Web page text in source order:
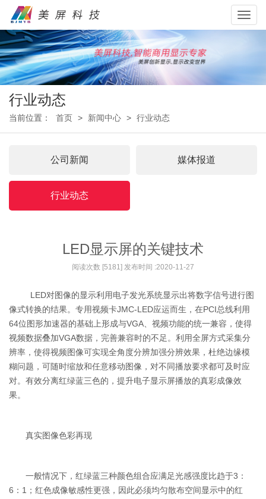
行业动态
当前位置： 首页 > 新闻中心 > 行业动态
公司新闻 媒体报道
行业动态
LED显示屏的关键技术
阅读次数 [5181] 发布时间 :2020-11-27
LED对图像的显示利用电子发光系统显示出将数字信号进行图
像式转换的结果。专用视频卡JMC-LED应运而生，在PCI总线利用
64位图形加速器的基础上形成与VGA、视频功能的统一兼容，使得
视频数据叠加VGA数据，完善兼容时的不足。利用全屏方式采集分
辨率，使得视频图像可实现全角度分辨加强分辨效果，杜绝边缘模
糊问题，可随时缩放和任意移动图像，对不同播放要求都可及时应
对。有效分离红绿蓝三色的，提升电子显示屏播放的真彩成像效
果。
真实图像色彩再现
一般情况下，红绿蓝三种颜色组合应满足光感强度比趋于3：
6：1；红色成像敏感性更强，因此必须均匀散布空间显示中的红